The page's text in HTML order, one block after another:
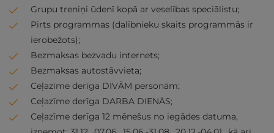
Grupu treniņi ūdenī kopā ar veselības speciālistu;
Pirts programmas (dalībnieku skaits programmās ir
ierobežots);
Bezmaksas bezvadu internets;
Bezmaksas autostāvvieta;
Ceļazīme derīga DIVĀM personām;
Ceļazīme derīga DARBA DIENĀS;
Ceļazīme derīga 12 mēnešus no iegādes datuma,